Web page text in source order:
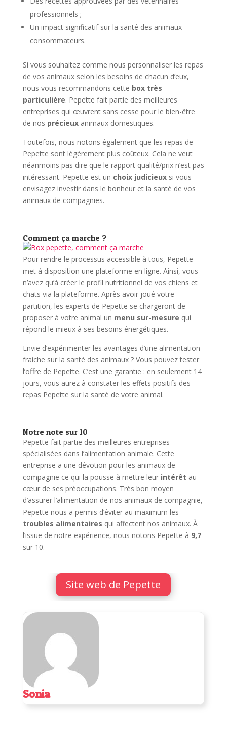
professionnels ;
Un impact significatif sur la santé des animaux
consommateurs.
Si vous souhaitez comme nous personnaliser les repas
de vos animaux selon les besoins de chacun d’eux,
nous vous recommandons cette box très
particulière. Pepette fait partie des meilleures
entreprises qui œuvrent sans cesse pour le bien-être
de nos précieuxanimaux domestiques.
Toutefois, nous notons également que les repas de
Pepette sont légèrement plus coûteux. Cela ne veut
néanmoins pas dire que le rapport qualité/prix n’est pas
intéressant. Pepette est un choix judicieuxsi vous
envisagez investir dans le bonheur et la santé de vos
animaux de compagnies.
Comment ça marche ?
Pour rendre le processus accessible à tous, Pepette
met à disposition une plateforme en ligne. Ainsi, vous
n’avez qu’à créer le profil nutritionnel de vos chiens et
chats via la plateforme. Après avoir joué votre
partition, les experts de Pepette se chargeront de
proposer à votre animal un menu sur-mesure qui
répond le mieux à ses besoins énergétiques.
Envie d’expérimenter les avantages d’une alimentation
fraiche sur la santé des animaux ? Vous pouvez tester
l’offre de Pepette. C’est une garantie : en seulement 14
jours, vous aurez à constater les effets positifs des
repas Pepette sur la santé de votre animal.
Notre note sur 10
Pepette fait partie des meilleures entreprises
spécialisées dans l’alimentation animale. Cette
entreprise a une dévotion pour les animaux de
compagnie ce qui la pousse à mettre leur intérêt au
cœur de ses préoccupations. Très bon moyen
d’assurer l’alimentation de nos animaux de compagnie,
Pepette nous a permis d’éviter au maximum les
troubles alimentaires qui affectent nos animaux. À
l’issue de notre expérience, nous notons Pepette à 9,7
sur 10.
Site web de Pepette
Sonia